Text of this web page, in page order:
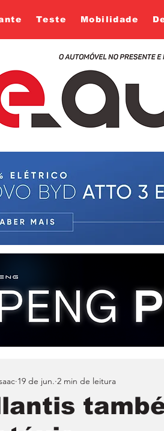
Teste Mobilidade
19 de jun. 2 min de leitura